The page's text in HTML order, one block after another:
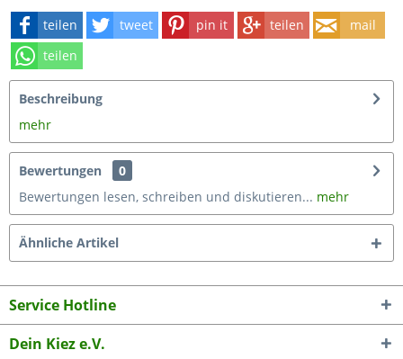
teilen
tweet pin it teilen
mail
teilen
Beschreibung
mehr
Bewertungen
0
Bewertungen lesen, schreiben und diskutieren... mehr
Ähnliche Artikel
Service Hotline
Dein Kiez e.V.